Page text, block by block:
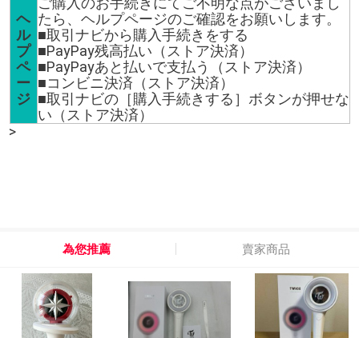
ヘ
ル
プ
ペ
ー
ジ
たら、ヘルプページのご確認をお願いします。
■取引ナビから購入手続きをする
■PayPay残高払い（ストア決済）
■PayPayあと払いで支払う（ストア決済）
■コンビニ決済（ストア決済）
■取引ナビの［購入手続きする］ボタンが押せな
い（ストア決済）
>
為您推薦 賣家商品